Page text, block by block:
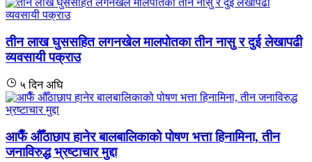
तीन लाख घुससहित लगनखेल मालपोतका तीन नासु र दुई लेखापढी
व्यवसायी पक्राउ
५ दिन अघि
आफैँ औँठाछाप हानेर बालबालिकाको पोषण भत्ता हिनामिना, तीन
जनाविरुद्ध भ्रष्टाचार मुद्दा